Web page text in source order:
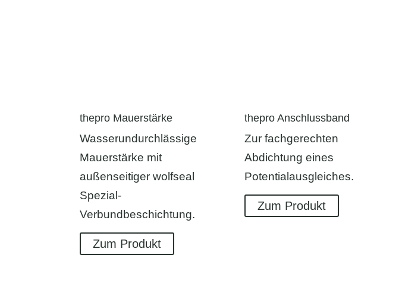
thepro Mauerstärke
Wasserundurchlässige
Mauerstärke mit
außenseitiger wolfseal
Spezial-
Verbundbeschichtung.
Zum Produkt
thepro Anschlussband
Zur fachgerechten
Abdichtung eines
Potentialausgleiches.
Zum Produkt